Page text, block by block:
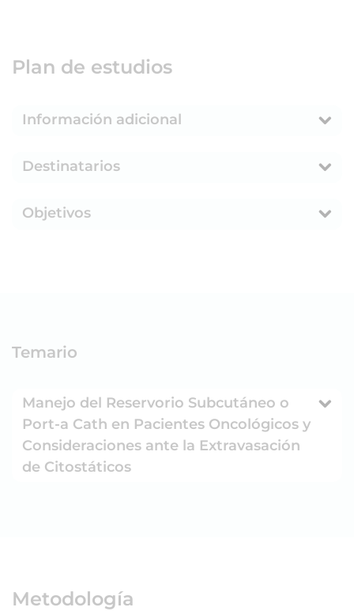
Plan de estudios
Información adicional
Destinatarios
Objetivos
Temario
Manejo del Reservorio Subcutáneo o
Port-a Cath en Pacientes Oncológicos y
Consideraciones ante la Extravasación
de Citostáticos
Metodología